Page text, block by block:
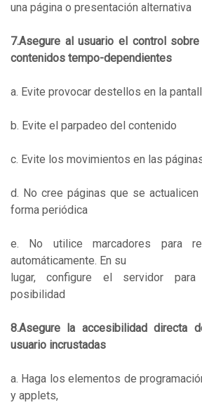
una página o presentación alternativa
7.Asegure al usuario el control
contenidos tempo-dependientes
a. Evite provocar destellos en la
b. Evite el parpadeo del contenido
c. Evite los movimientos en las
d. No cree páginas que se actualicen
forma periódica
e. No utilice marcadores para
automáticamente. En su
lugar, configure el servidor
posibilidad
8.Asegure la accesibilidad directa
usuario incrustadas
a. Haga los elementos de
y applets,